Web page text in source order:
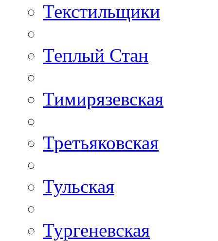
Текстильщики
Теплый Стан
Тимирязевская
Третьяковская
Тульская
Тургеневская